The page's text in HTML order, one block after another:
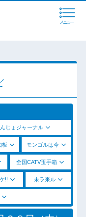
メニュー
じょジャーナル
板 モンゴルは今
全国CATV玉手箱
!! 未ラ来ル